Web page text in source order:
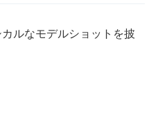
ルなモデルショットを披